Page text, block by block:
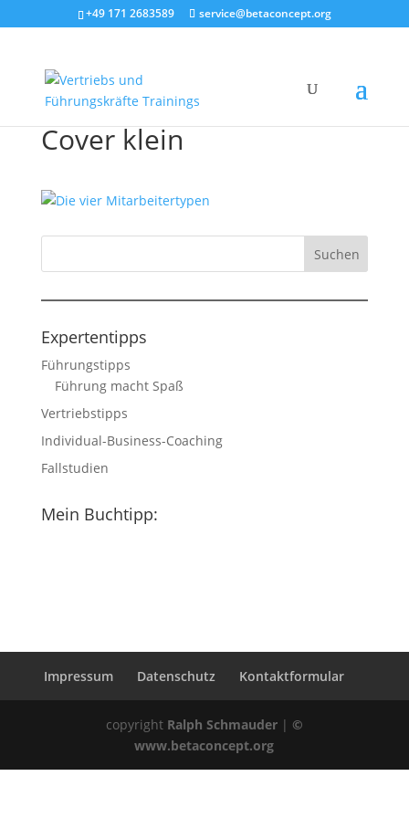
+49 171 2683589 service@betaconcept.org
Cover klein
Expertentipps
Führungstipps
Führung macht Spaß
Vertriebstipps
Individual-Business-Coaching
Fallstudien
Mein Buchtipp:
Impressum Datenschutz Kontaktformular
copyright Ralph Schmauder| ©
www.betaconcept.org